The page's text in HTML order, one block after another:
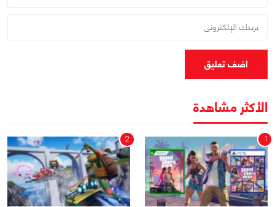
اضف تعليق
الأكثر مشاهدة
1
2